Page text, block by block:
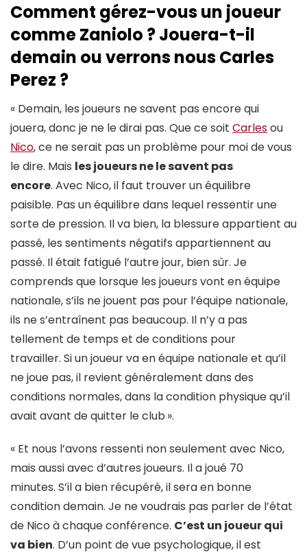
Comment gérez-vous un joueur
comme Zaniolo ? Jouera-t-il
demain ou verrons nous Carles
Perez ?
« Demain, les joueurs ne savent pas encore qui
jouera, donc je ne le dirai pas. Que ce soit Carlesou
Nico, ce ne serait pas un problème pour moi de vous
le dire. Mais les joueurs ne le savent pas
encore. Avec Nico, il faut trouver un équilibre
paisible. Pas un équilibre dans lequel ressentir une
sorte de pression. Il va bien, la blessure appartient au
passé, les sentiments négatifs appartiennent au
passé. Il était fatigué l’autre jour, bien sûr. Je
comprends que lorsque les joueurs vont en équipe
nationale, s’ils ne jouent pas pour l’équipe nationale,
ils ne s’entraînent pas beaucoup. Il n’y a pas
tellement de temps et de conditions pour
travailler. Si un joueur va en équipe nationale et qu’il
ne joue pas, il revient généralement dans des
conditions normales, dans la condition physique qu’il
avait avant de quitter le club ».
« Et nous l’avons ressenti non seulement avec Nico,
mais aussi avec d’autres joueurs. Il a joué 70
minutes. S’il a bien récupéré, il sera en bonne
condition demain. Je ne voudrais pas parler de l’état
de Nico à chaque conférence. C’est un joueur qui
va bien. D’un point de vue psychologique, il est